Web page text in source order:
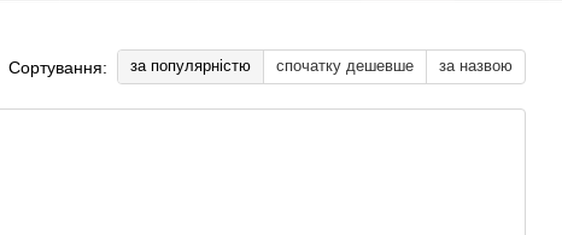
Сортування: за популярністю спочатку дешевше за назвою